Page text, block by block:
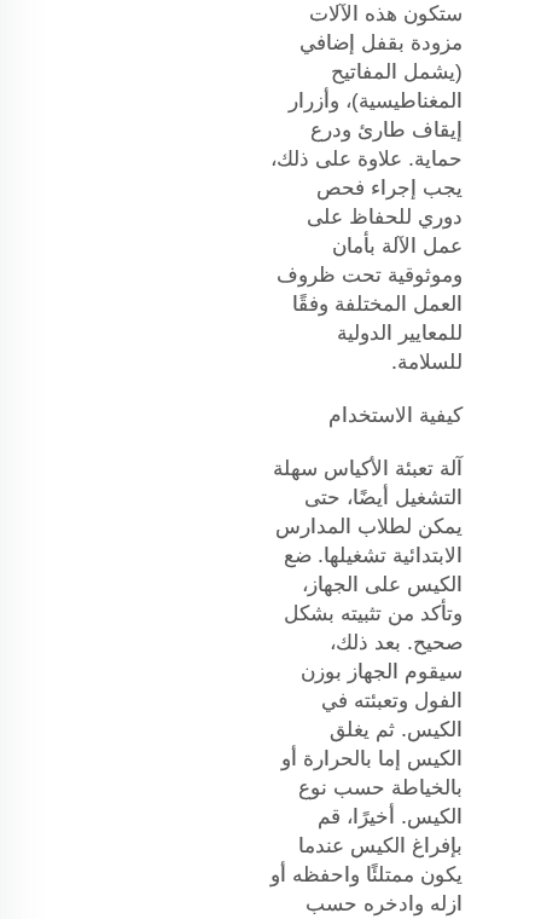
ستكون هذه الآلات
مزودة بقفل إضافي
(يشمل المفاتيح
المغناطيسية)، وأزرار
إيقاف طارئ ودرع
حماية. علاوة على ذلك،
يجب إجراء فحص
دوري للحفاظ على
عمل الآلة بأمان
وموثوقية تحت ظروف
العمل المختلفة وفقًا
للمعايير الدولية
للسلامة.
كيفية الاستخدام
آلة تعبئة الأكياس سهلة
التشغيل أيضًا، حتى
يمكن لطلاب المدارس
الابتدائية تشغيلها. ضع
الكيس على الجهاز،
وتأكد من تثبيته بشكل
صحيح. بعد ذلك،
سيقوم الجهاز بوزن
الفول وتعبئته في
الكيس. ثم يغلق
الكيس إما بالحرارة أو
بالخياطة حسب نوع
الكيس. أخيرًا، قم
بإفراغ الكيس عندما
يكون ممتلئًا واحفظه أو
ازله وادخره حسب